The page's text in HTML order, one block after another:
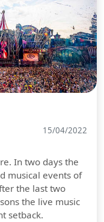
15/04/2022
In two days the
musical events of
the last two
the live music
setback.